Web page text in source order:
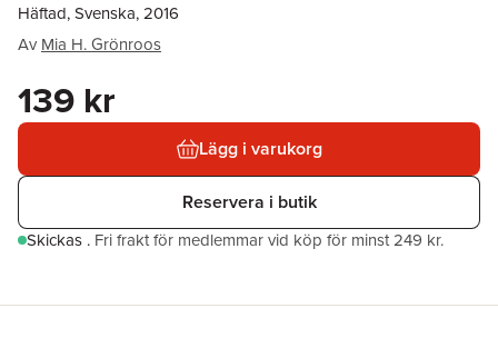
Häftad, Svenska, 2016
Av Mia H. Grönroos
139 kr
Lägg i varukorg
Reservera i butik
Skickas . Fri frakt för medlemmar vid köp för minst 249 kr.